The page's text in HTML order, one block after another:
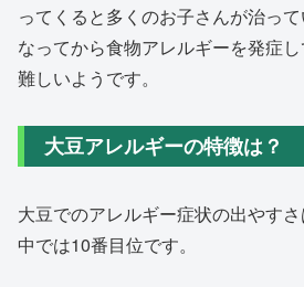
ってくると多くのお子さんが治っ
なってから食物アレルギーを発症
難しいようです。
大豆アレルギーの特徴は？
大豆でのアレルギー症状の出やす
中では10番目位です。